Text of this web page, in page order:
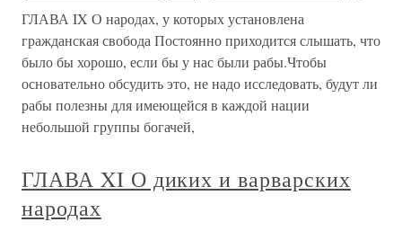
ГЛАВА IX О народах, у которых установлена
гражданская свобода Постоянно приходится слышать, что
было бы хорошо, если бы у нас были рабы.Чтобы
основательно обсудить это, не надо исследовать, будут ли
рабы полезны для имеющейся в каждой нации
небольшой группы богачей,
ГЛАВА XI О диких и варварских
народах